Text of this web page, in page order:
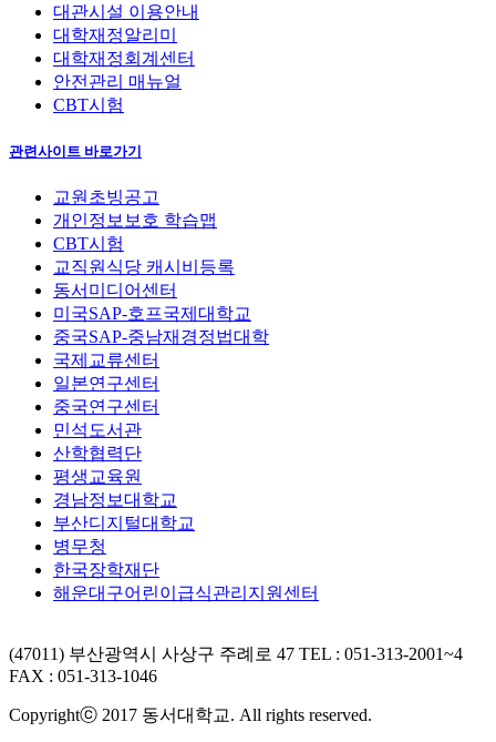
대관시설 이용안내
대학재정알리미
대학재정회계센터
안전관리 매뉴얼
CBT시험
관련사이트 바로가기
교원초빙공고
개인정보보호 학습맵
CBT시험
교직원식당 캐시비등록
동서미디어센터
미국SAP-호프국제대학교
중국SAP-중남재경정법대학
국제교류센터
일본연구센터
중국연구센터
민석도서관
산학협력단
평생교육원
경남정보대학교
부산디지털대학교
병무청
한국장학재단
해운대구어린이급식관리지원센터
(47011) 부산광역시 사상구 주례로 47 TEL : 051-313-2001~4
FAX : 051-313-1046
Copyrightⓒ 2017 동서대학교. All rights reserved.